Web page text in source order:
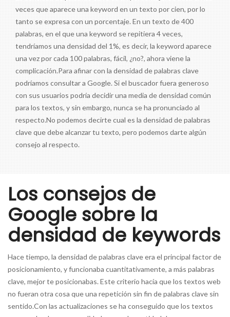
veces que aparece una keyword en un texto por cien, por lo
tanto se expresa con un porcentaje. En un texto de 400
palabras, en el que una keyword se repitiera 4 veces,
tendríamos una densidad del 1%, es decir, la keyword aparece
una vez por cada 100 palabras, fácil, ¿no?, ahora viene la
complicación.Para afinar con la densidad de palabras clave
podríamos consultar a Google. Si el buscador fuera generoso
con sus usuarios podría decidir una media de densidad común
para los textos, y sin embargo, nunca se ha pronunciado al
respecto.No podemos decirte cual es la densidad de palabras
clave que debe alcanzar tu texto, pero podemos darte algún
consejo al respecto.
Los consejos de
Google sobre la
densidad de keywords
Hace tiempo, la densidad de palabras clave era el principal factor de
posicionamiento, y funcionaba cuantitativamente, a más palabras
clave, mejor te posicionabas. Este criterio hacía que los textos web
no fueran otra cosa que una repetición sin fin de palabras clave sin
sentido.Con las actualizaciones se ha conseguido que los textos